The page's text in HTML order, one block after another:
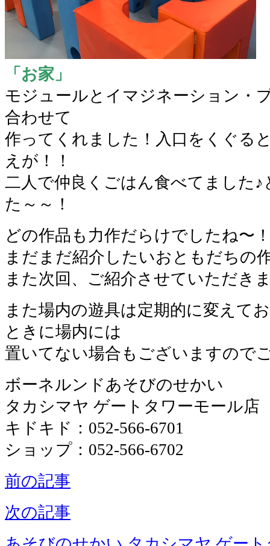
「お家」
モジュールとイマジネーション・
合わせて
作ってくれました！入口をくぐる
えが！！
二人で仲良くごはん食べてました
た～～！
どの作品も力作だらけでしたね〜
まだまだ紹介したいおともだちの
また次回、ご紹介させていただき
また場内の遊具は定期的に変えて
ときに場内には
置いてない場合もございますので
ボーネルンドあそびのせかい
タカシマヤ ゲートタワーモール店
キドキド：052-566-6701
ショップ：052-566-6702
前の記事
次の記事